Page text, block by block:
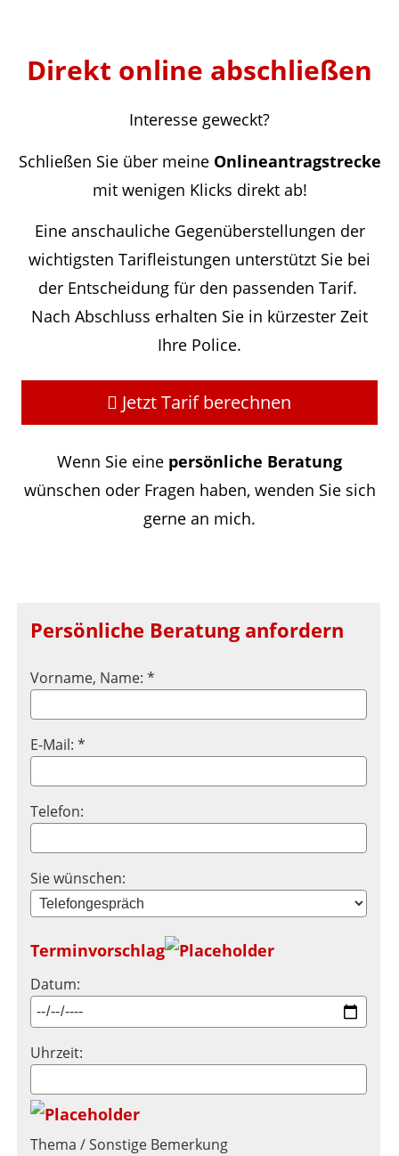
Direkt online abschließen
Interesse geweckt?
Schließen Sie über meine Onlineantragstrecke
mit wenigen Klicks direkt ab!
Eine anschauliche Gegenüberstellungen der
wichtigsten Tarifleistungen unterstützt Sie bei
der Entscheidung für den passenden Tarif.
Nach Abschluss erhalten Sie in kürzester Zeit
Ihre Police.
Jetzt Tarif berechnen
Wenn Sie eine persönliche Beratung
wünschen oder Fragen haben, wenden Sie sich
gerne an mich.
Persönliche Beratung anfordern
Vorname, Name: *
E-Mail: *
Telefon:
Sie wünschen:
Terminvorschlag
Datum:
Uhrzeit:
Thema / Sonstige Bemerkung